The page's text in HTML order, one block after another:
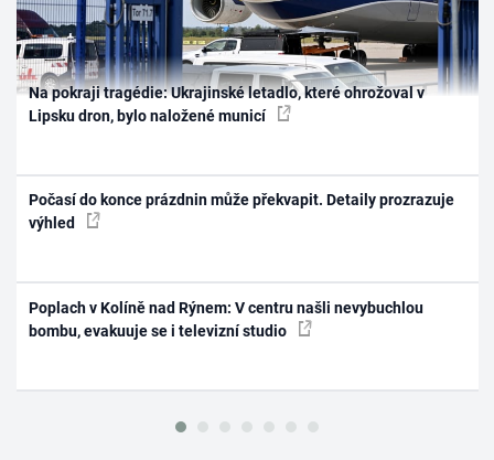
Na pokraji tragédie: Ukrajinské letadlo, které ohrožoval v
Lipsku dron, bylo naložené municí
Počasí do konce prázdnin může překvapit. Detaily prozrazuje
výhled
Poplach v Kolíně nad Rýnem: V centru našli nevybuchlou
bombu, evakuuje se i televizní studio